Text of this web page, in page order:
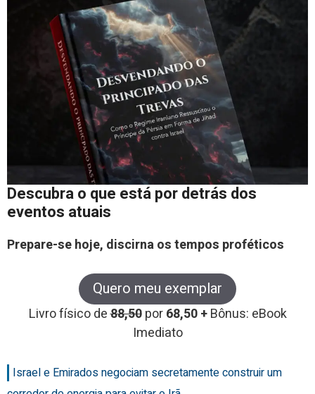
Descubra o que está por detrás dos
eventos atuais
Prepare-se hoje, discirna os tempos proféticos
Quero meu exemplar
Livro físico de88,50 por68,50 +Bônus: eBook
Imediato
Israel e Emirados negociam secretamente construir um